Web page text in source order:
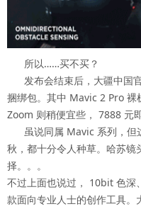
所以……买不买？
发布会结束后，大疆中国
捆绑包。其中 Mavic 2 Pro
Zoom 则稍便宜些， 7888 元
虽说同属 Mavic 系列，但
秋，都十分令人种草。哈苏
择。。。
不过上面也说过， 10bit 色深
款面向专业人士的创作工具。